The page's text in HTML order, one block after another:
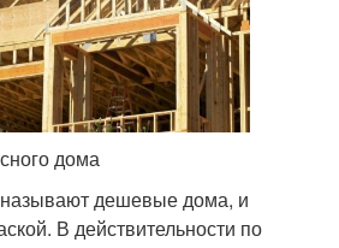
дома
дешевые дома, и
В действительности по